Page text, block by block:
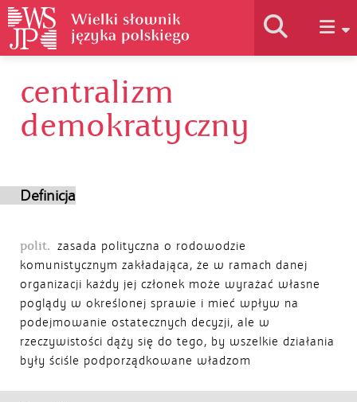
Historia słownika
Jak korzystać
Autorzy
centralizm
demokratyczny
Definicja
polit. zasada polityczna o rodowodzie
komunistycznym zakładająca, że w ramach danej
organizacji każdy jej członek może wyrażać własne
poglądy w określonej sprawie i mieć wpływ na
podejmowanie ostatecznych decyzji, ale w
rzeczywistości dąży się do tego, by wszelkie działania
były ściśle podporządkowane władzom